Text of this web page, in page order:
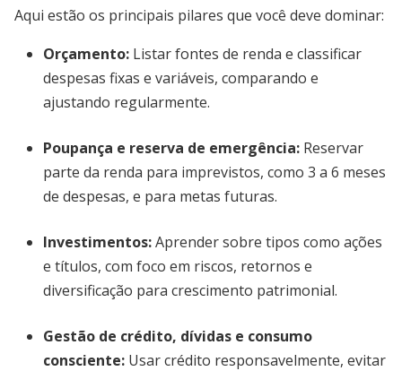
Aqui estão os principais pilares que você deve dominar:
Orçamento: Listar fontes de renda e classificar
despesas fixas e variáveis, comparando e
ajustando regularmente.
Poupança e reserva de emergência: Reservar
parte da renda para imprevistos, como 3 a 6 meses
de despesas, e para metas futuras.
Investimentos:Aprender sobre tipos como ações
e títulos, com foco em riscos, retornos e
diversificação para crescimento patrimonial.
Gestão de crédito, dívidas e consumo
consciente: Usar crédito responsavelmente, evitar